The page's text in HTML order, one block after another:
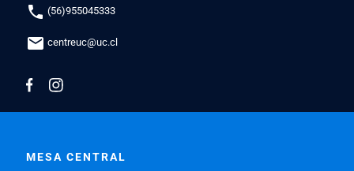
phone (56)955045333
mail centreuc@uc.cl
MESA CENTRAL